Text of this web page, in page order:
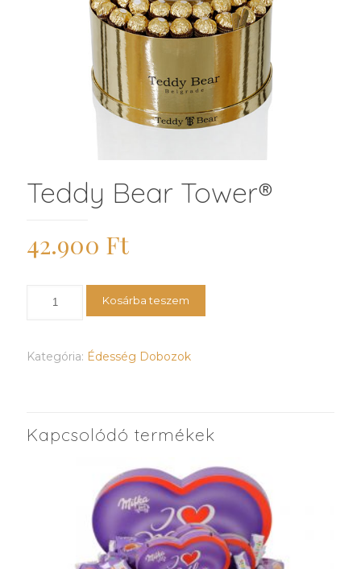
Teddy Bear Tower®
42.900 Ft
Bear
Kosárba teszem
Kategória: Édesség Dobozok
Kapcsolódó termékek